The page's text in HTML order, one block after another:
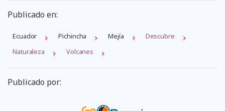
Publicado en:
Ecuador Pichincha Mejí­a
Descubre
Naturaleza
Volcanes
Publicado por: